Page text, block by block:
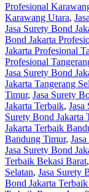
Profesional
Karawang Utara,
Jasa Surety Bond
Bond Jakarta
Jakarta Profesional
Profesional
Jasa Surety Bond
Jakarta Tangerang
Timur, Jasa Surety
Jakarta Terbaik, Jasa
Surety Bond Jakarta
Jakarta Terbaik
Bandung Timur,
Jasa Surety Bond
Terbaik Bekasi Barat,
Selatan, Jasa Surety
Bond Jakarta